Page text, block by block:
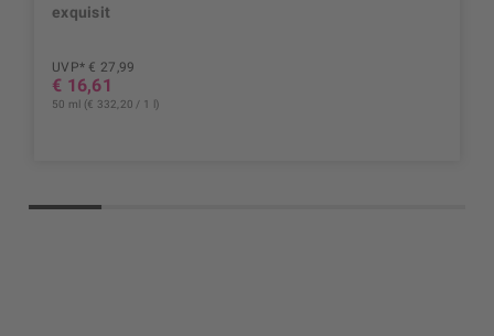
exquisit
UVP* € 27,99
€ 16,61
50 ml (€ 332,20 / 1 l)